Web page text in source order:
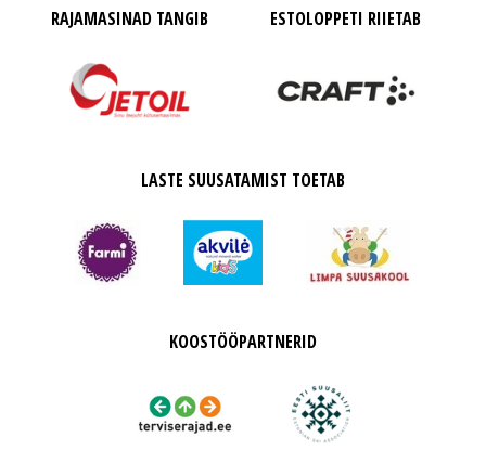
RAJAMASINAD TANGIB ESTOLOPPETI RIIETAB
LASTE SUUSATAMIST TOETAB
KOOSTÖÖPARTNERID